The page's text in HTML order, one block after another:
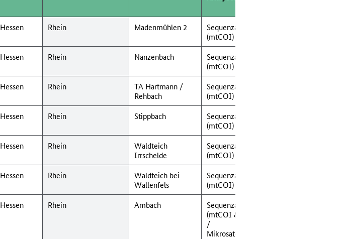
Hessen Rhein Madenmühlen 2
Sequenzanalyse
(mtCOI)
Hessen Rhein Nanzenbach
Sequenzanalyse
(mtCOI)
Hessen Rhein
TA Hartmann /
Rehbach
Sequenzanalyse
(mtCOI)
Hessen Rhein Stippbach
Sequenzanalyse
(mtCOI)
Hessen Rhein
Waldteich
Irrschelde
Sequenzanalyse
(mtCOI)
Hessen Rhein
Waldteich bei
Wallenfels
Sequenzanalyse
(mtCOI)
Hessen Rhein Ambach
Sequenzanalyse
(mtCOI & 16S-rRNA)
/
Mikrosatellitenanalyse